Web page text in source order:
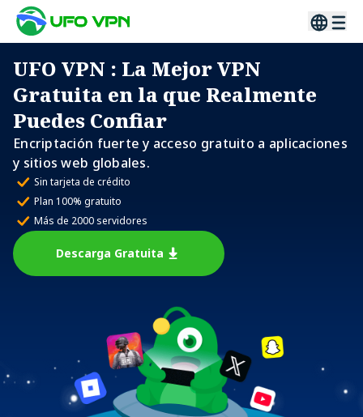
UFO VPN : La Mejor VPN
Gratuita en la que Realmente
Puedes Confiar
Encriptación fuerte y acceso gratuito a aplicaciones
y sitios web globales.
Sin tarjeta de crédito
Plan 100% gratuito
Más de 2000 servidores
Descarga Gratuita